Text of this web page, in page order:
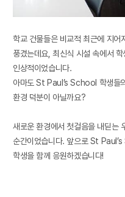
학교 건물들은 비교적 최근에 지어
풍겼는데요 ,최신식 시설 속에서 학
인상적이었습니다.
아마도 St Paul’s School 학생들
환경 덕분이 아닐까요?
새로운 환경에서 첫걸음을 내딛는
순간이었습니다. 앞으로 St
학생을 함께 응원하겠습니다!